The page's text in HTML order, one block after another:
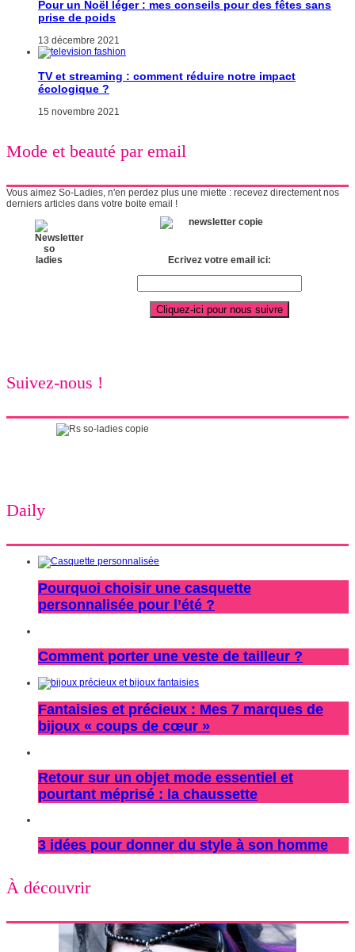
Pour un Noël léger : mes conseils pour des fêtes sans
prise de poids
13 décembre 2021
TV et streaming : comment réduire notre impact
écologique ?
15 novembre 2021
Mode et beauté par email
Vous aimez So-Ladies, n'en perdez plus une miette : recevez directement nos
derniers articles dans votre boite email !
Ecrivez votre email ici:
Suivez-nous !
Daily
Pourquoi choisir une casquette
personnalisée pour l’été ?
Comment porter une veste de tailleur ?
Fantaisies et précieux : Mes 7 marques de
bijoux « coups de cœur »
Retour sur un objet mode essentiel et
pourtant méprisé : la chaussette
3 idées pour donner du style à son homme
À découvrir